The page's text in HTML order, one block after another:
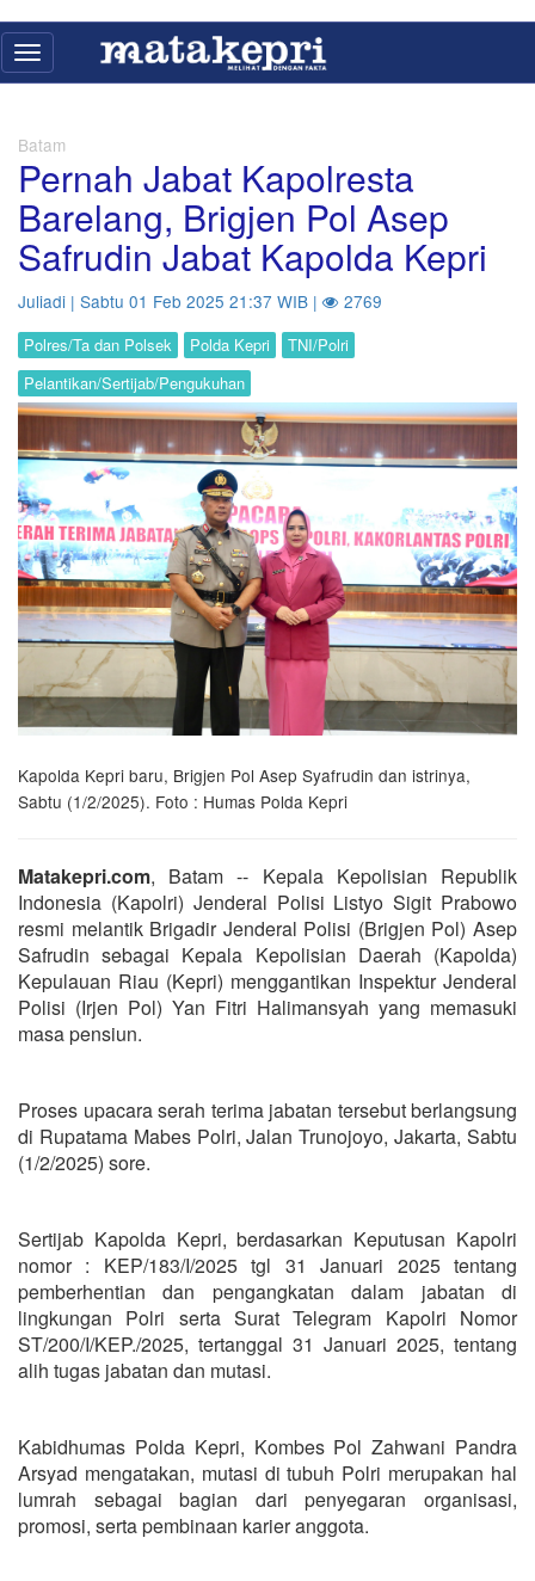
Toggle
navigation
Batam
Pernah Jabat Kapolresta
Barelang, Brigjen Pol Asep
Safrudin Jabat Kapolda Kepri
Juliadi | Sabtu 01 Feb 2025 21:37 WIB | 2769
Polres/Ta dan Polsek Polda Kepri
TNI/Polri
Pelantikan/Sertijab/Pengukuhan
Kapolda Kepri baru, Brigjen Pol Asep Syafrudin dan istrinya,
Sabtu (1/2/2025). Foto : Humas Polda Kepri
Matakepri.com, Batam -- Kepala Kepolisian Republik
Indonesia (Kapolri) Jenderal Polisi Listyo Sigit Prabowo
resmi melantik Brigadir Jenderal Polisi (Brigjen Pol) Asep
Safrudin sebagai Kepala Kepolisian Daerah (Kapolda)
Kepulauan Riau (Kepri) menggantikan Inspektur Jenderal
Polisi (Irjen Pol) Yan Fitri Halimansyah yang memasuki
masa pensiun.
Proses upacara serah terima jabatan tersebut berlangsung
di Rupatama Mabes Polri, Jalan Trunojoyo, Jakarta, Sabtu
(1/2/2025) sore.
Sertijab Kapolda Kepri, berdasarkan Keputusan Kapolri
nomor : KEP/183/I/2025 tgl 31 Januari 2025 tentang
pemberhentian dan pengangkatan dalam jabatan di
lingkungan Polri serta Surat Telegram Kapolri Nomor
ST/200/I/KEP./2025, tertanggal 31 Januari 2025, tentang
alih tugas jabatan dan mutasi.
Kabidhumas Polda Kepri, Kombes Pol Zahwani Pandra
Arsyad mengatakan, mutasi di tubuh Polri merupakan hal
lumrah sebagai bagian dari penyegaran organisasi,
promosi, serta pembinaan karier anggota.